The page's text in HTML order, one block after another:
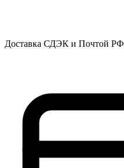
Доставка СДЭК и Почтой РФ